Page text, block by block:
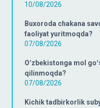
10/08/2026
Buxoroda chakana
faoliyat yuritmoqda?
07/08/2026
Oʻzbekistonga mol
qilinmoqda?
07/08/2026
Kichik tadbirkorlik